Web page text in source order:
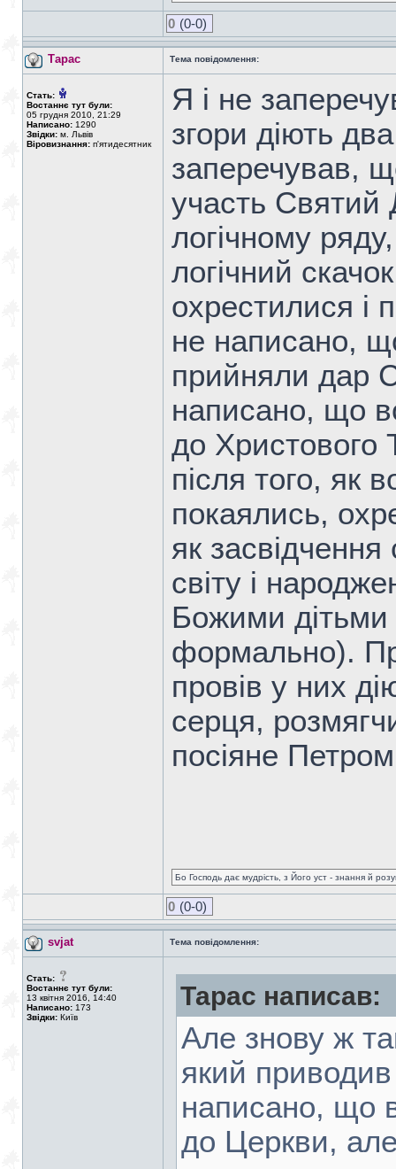
0 (0-0)
Тарас Тема повідомлення:
Стать:
Востаннє тут були:
05 грудня 2010, 21:29
Написано: 1290
Звідки: м. Львів
Віровизнання: п'ятидесятник
Я і не
згори діють
заперечував,
участь Святий
логічному
логічний
охрестилися і
не написано,
прийняли дар
написано, що
до Христового
після того, як
покаялись,
як
світу і
Божими
формально).
провів у них
серця,
посіяне
Бо Господь дає мудрість, з Його уст - знання й
0 (0-0)
svjat Тема повідомлення:
Стать:
Востаннє тут були:
13 квітня 2016, 14:40
Написано: 173
Звідки: Київ
Тарас написав:
Але знову ж
який
написано, що
до Церкви,